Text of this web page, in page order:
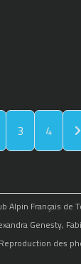
3 4
Alpin Français de
Genesty,
Reproduction des